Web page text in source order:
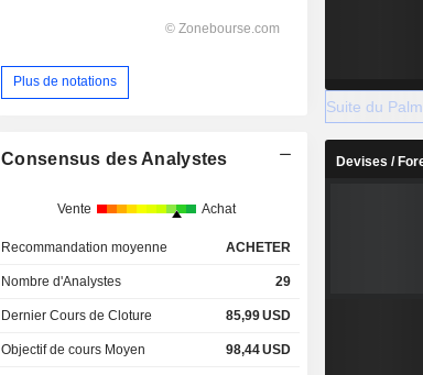
Plus de notations
Consensus des Analystes
Vente Achat
Recommandation moyenne ACHETER
Nombre d'Analystes 29
Dernier Cours de Cloture 85,99USD
Objectif de cours Moyen 98,44USD
Suite du
Devises /